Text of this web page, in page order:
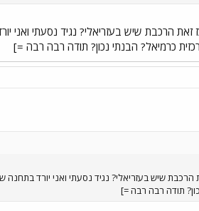
2000 כמו שהבנתי רכבת מרכז זאת הרכבת שיש בעזריאלי?
תודה רבה רבה =]